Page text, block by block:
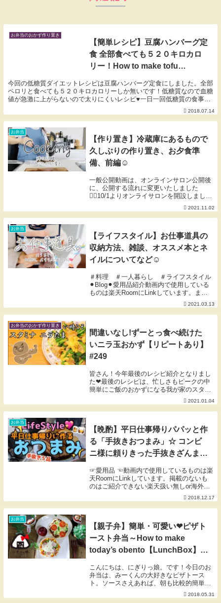
お弁当のおかず作り置き
【簡単レシピ】豆腐ハンバーグ定
食 全部食べても５２０キロカロ
リー！How to make tofu
今回の低糖質ダイエットレシピは豆腐ハンバーグ定食にしました。全部
ペロリと食べても５２０キロカロリーしか無いです！低糖質なので血糖
値が急激に上がらないので太りにくいレシピ♥一日一回低糖質の食事に
2018.07.14
お弁当
【作り置き】冷蔵庫にあるもので
久しぶりの作り置き、お夕食準
備、前編☺︎
一般公開動画は、オンラインサロン公開後
に、公開する流れに変更いたしました
🙇‍♀️10/1よりオンライサロンを開設しまし
た。✔️限定動画✔️限定LIVE✔️コラム投稿が
定番のコンテンツとなり、一般公開とは違
い、より濃く深く発信しています♡詳し...
2021.11.02
お弁当
【ライフスタイル】お仕事道具の
収納方法、雑談、オススメ本とネ
イルについてなど☺︎
＃料理 ＃一人暮らし ＃ライフスタイル
⚫︎Blog⚫︎愛用品紹介動画内で使用している
ものは楽天RoomにLinkしています。また
私の購入検討品やオススメなどアンテナに
かかったものをLinkしているお買い物メモ
でもあります。ご活用いただけたら...
2021.03.13
お弁当のおかず作り置き
間違いなし!ずーとっ食べ続けた
いニラ玉おかず【リピートあり】
#249
皆さん！今年最後のレシピ紹介となりまし
た❤最後のレシピは、忙しさもピークの中
簡単にご飯のおかずになる我が家のスタミ
ナおかずを紹介します！定番かも知れませ
んが、本当に美味しくておかわり間違いな
しです❤少しでも参考になればなによりで
2021.01.04
お弁当
【晩酌】平日仕事帰りパパッと作
る「手抜きおつまみ」☆ コンビ
ニ様に頼りきった手抜きざんまい
リーズ。
☞愛用品 ☜動画内で使用しているものは楽
天RoomにLinkしています。掲載のないも
のはご紹介できない楽天扱い無しor海外製
品等です。※楽天Room内のコメントにも
対応しておりません。
2018.12.17
お弁当
【親子弁】簡単・可愛い❤ピザト
ースト弁当～How to make
today’s obento【LunchBox】～
こんにちは、にぎりっ娘。です！今日のお
弁当は、みーくんの大好きなピザトース
ト。ソースさえあれば、朝も比較的簡単に
できちゃいますよね♪丸く型抜きするだけ
で、ミニピザっぽくて可愛い❤スライスチ
2018.05.31